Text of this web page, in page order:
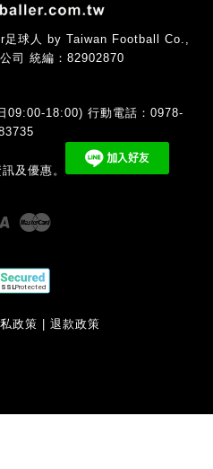
球人 by Taiwan Football Co.,
司 統編：82902870
09:00-18:00) 行動電話：0978-
及優惠。
Visa
政策 退款政策